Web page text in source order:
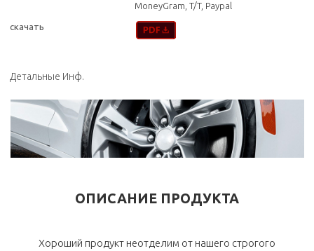
MoneyGram, T/T, Paypal
скачать
Детальные Инф.
ОПИСАНИЕ ПРОДУКТА
Хороший продукт неотделим от нашего строгого